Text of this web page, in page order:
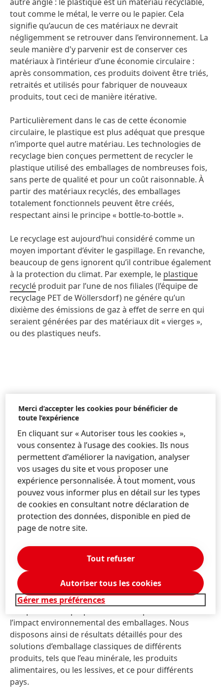
tout comme le métal, le verre ou le papier. Cela
signifie qu’aucun de ces matériaux ne devrait
négligemment se retrouver dans l’environnement. La
seule manière d'y parvenir est de conserver ces
matériaux à l’intérieur d’une économie circulaire :
après consommation, ces produits doivent être triés,
retraités et utilisés pour fabriquer de nouveaux
produits, tout ceci de manière itérative.
Particulièrement dans le cas de cette économie
circulaire, le plastique est plus adéquat que presque
n’importe quel autre matériau. Les technologies de
recyclage bien conçues permettent de recycler le
plastique utilisé des emballages de nombreuses fois,
sans perte de qualité et pour un coût raisonnable. À
partir des matériaux recyclés, des emballages
totalement fonctionnels peuvent être créés,
respectant ainsi le principe « bottle-to-bottle ».
Le recyclage est aujourd’hui considéré comme un
moyen important d’éviter le gaspillage. En revanche,
beaucoup de gens ignorent qu’il contribue également
à la protection du climat. Par exemple, le plastique
recyclé produit par l’une de nos filiales (l’équipe de
recyclage PET de Wöllersdorf) ne génére qu’un
dixième des émissions de gaz à effet de serre en qui
seraient générées par des matériaux dit « vierges »,
ou des plastiques neufs.
Mythe numéro 3 : Les
emballages en verre ou en
métal sont meilleurs pour
l’environnement
Si l’on se fie à certaines enquêtes et articles de
acheter des produits avec des emballages en verre
ou en métal. Cependant, si l’on y regarde de plus
près, ces matériaux ne sont pas aussi respectueux de
l'environnement qu’il n’y paraît. Pour nourrir le débat
de façons objectives, une société de conseil
l’impact environnemental des emballages. Nous
disposons ainsi de résultats détaillés pour des
solutions d’emballage classiques de différents
produits, tels que l’eau minérale, les produits
alimentaires, ou les lessives, et ce pour différents
pays.
Merci d’accepter les cookies pour bénéficier de
toute l’expérience
En cliquant sur « Autoriser tous les cookies »,
vous consentez à l’usage des cookies. Ils nous
permettent d’améliorer la navigation, analyser
vos usages du site et vous proposer une
expérience personnalisée. À tout moment, vous
pouvez vous informer plus en détail sur les types
de cookies en consultant notre déclaration de
protection des données, disponible en pied de
page de notre site.
Gérer mes préférences
Tout refuser
Autoriser tous les cookies